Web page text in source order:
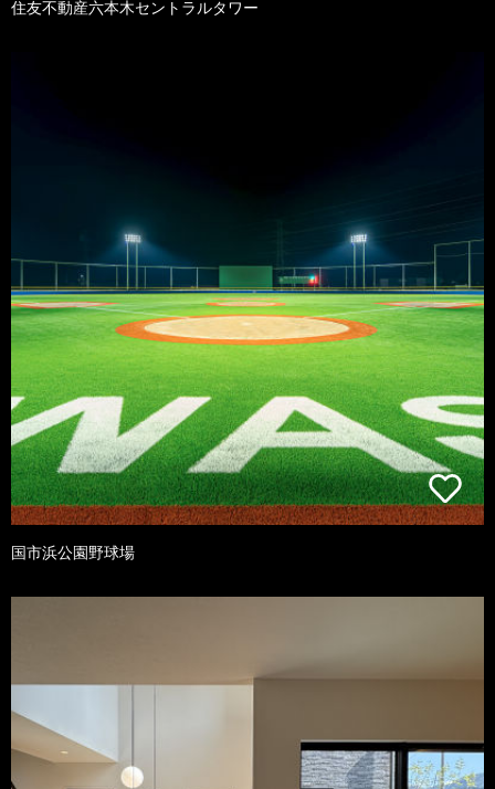
住友不動産六本木セントラルタワー
国市浜公園野球場